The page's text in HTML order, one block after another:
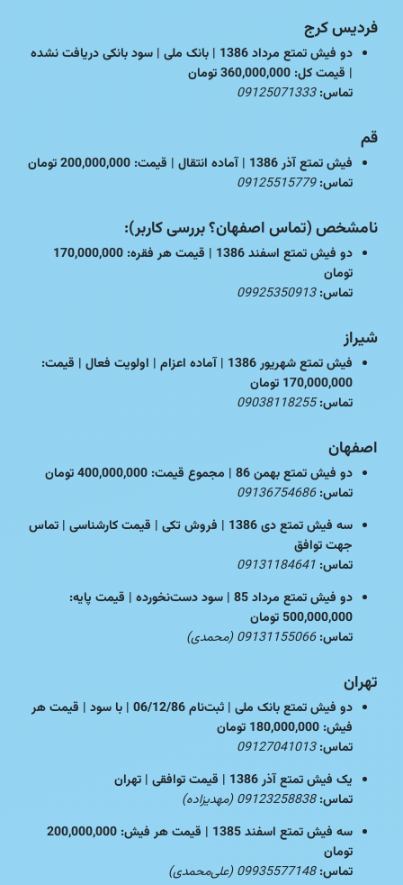
فردیس کرج
دو فیش تمتع مرداد 1386 | بانک ملی | سود بانکی دریافت نشده
| قیمت کل: 360,000,000 تومان
تماس: 09125071333
قم
فیش تمتع آذر 1386 | آماده انتقال | قیمت: 200,000,000 تومان
تماس: 09125515779
نامشخص (تماس اصفهان؟ بررسی کاربر):
دو فیش تمتع اسفند 1386 | قیمت هر فقره: 170,000,000
تومان
تماس: 09925350913
شیراز
فیش تمتع شهریور 1386 | آماده اعزام | اولویت فعال | قیمت:
170,000,000 تومان
تماس: 09038118255
اصفهان
دو فیش تمتع بهمن 86 | مجموع قیمت: 400,000,000 تومان
تماس: 09136754686
سه فیش تمتع دی 1386 | فروش تکی | قیمت کارشناسی | تماس
جهت توافق
تماس: 09131184641
دو فیش تمتع مرداد 85 | سود دست‌نخورده | قیمت پایه:
500,000,000 تومان
تماس: 09131155066 (محمدی)
تهران
دو فیش تمتع بانک ملی | ثبت‌نام 06/12/86 | با سود | قیمت هر
فیش: 180,000,000 تومان
تماس: 09127041013
یک فیش تمتع آذر 1386 | قیمت توافقی | تهران
تماس: 09123258838 (مهدیزاده)
سه فیش تمتع اسفند 1385 | قیمت هر فیش: 200,000,000
تومان
تماس: 09935577148 (علی‌محمدی)